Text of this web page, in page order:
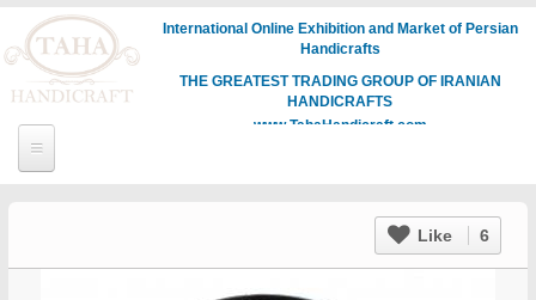
International Online Exhibition and Market of Persian
Handicrafts
THE GREATEST TRADING GROUP OF IRANIAN
HANDICRAFTS
www.TahaHandicraft.com
Like 6